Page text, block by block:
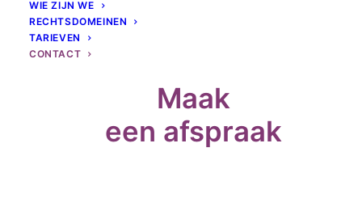
WIE ZIJN WE
RECHTSDOMEINEN
TARIEVEN
CONTACT
Maak
een afspraak